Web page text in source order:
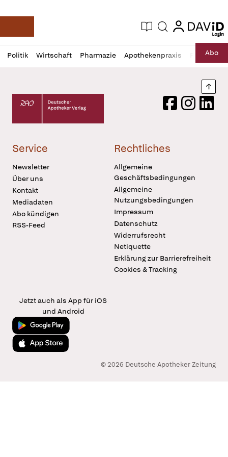
Deutsche Apotheker Zeitung
Aktuelle Ausgabe
Suche login
login
Politik Wirtschaft Pharmazie Apothekenpraxis RechtAbo
Profil
öffnen
Daz
Pur
Deutscher Apotheker Verlag Logo
FacebookInstagram
Service
Newsletter
Über uns
Kontakt
Mediadaten
Abo kündigen
RSS-Feed
Rechtliches
Allgemeine
Geschäftsbedingungen
Allgemeine
Nutzungsbedingungen
Impressum
Datenschutz
Widerrufsrecht
Netiquette
Erklärung zur Barrierefreiheit
Cookies & Tracking
Jetzt auch als App für iOS
und Android
Jetzt bei Google Play
Laden im App Store
© 2026 Deutsche Apotheker Zeitung